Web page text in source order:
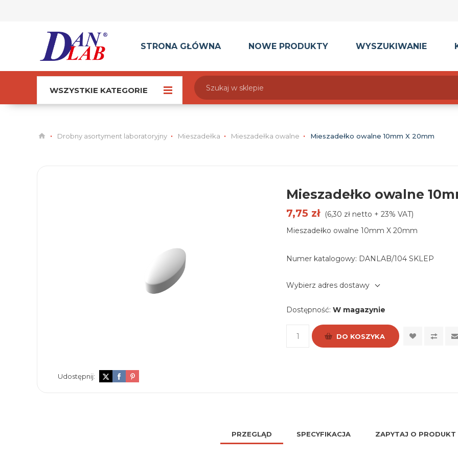
STRONA GŁÓWNA NOWE PRODUKTY WYSZUKIWANIE
WSZYSTKIE KATEGORIE
Drobny asortyment laboratoryjny Mieszadełka Mieszadełka owalne Mieszadełko owalne 10mm X 20mm
Mieszadełko owalne
7,75 zł (6,30 zł netto + 23% VAT)
Mieszadełko owalne 10mm X 20mm
Numer katalogowy: DANLAB/104 SKLEP
Wybierz adres dostawy
Dostępność: W magazynie
DO KOSZYKA
Udostępnij:
PRZEGLĄD SPECYFIKACJA ZAPYTAJ O PRODUKT